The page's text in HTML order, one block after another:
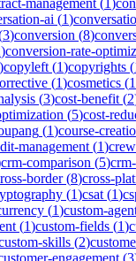
ai (1)
3)conversion (8)
)conversion-rate-
)copyleft (1)copyrights (
(1)cosmetics (1
(3)cost-benefit (2
(5)cost-
(1)course-
management (1)
crm-comparison (5)
border(8)cross-
(1)csat (1)
(1)custom-
(1)custom-fields (1)
skills (2)
engagement (3